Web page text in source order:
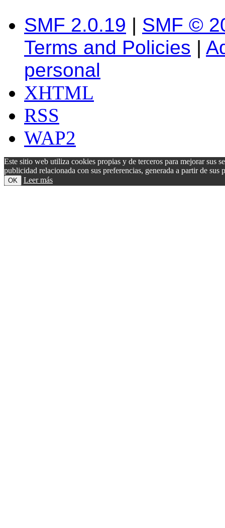
SMF 2.0.19 | SMF ©
Terms and Policies |
personal
XHTML
RSS
WAP2
Este sitio web utiliza cookies propias y de terceros para mejorar sus
publicidad relacionada con sus preferencias, generada a partir de
OK Leer más